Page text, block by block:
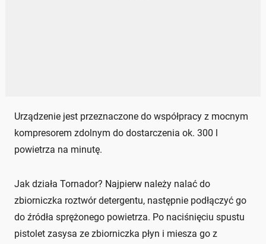
Urządzenie jest przeznaczone do współpracy z mocnym
kompresorem zdolnym do dostarczenia ok. 300 l
powietrza na minutę.
Jak działa Tornador? Najpierw należy nalać do
zbiorniczka roztwór detergentu, następnie podłączyć go
do źródła sprężonego powietrza. Po naciśnięciu spustu
pistolet zasysa ze zbiorniczka płyn i miesza go z